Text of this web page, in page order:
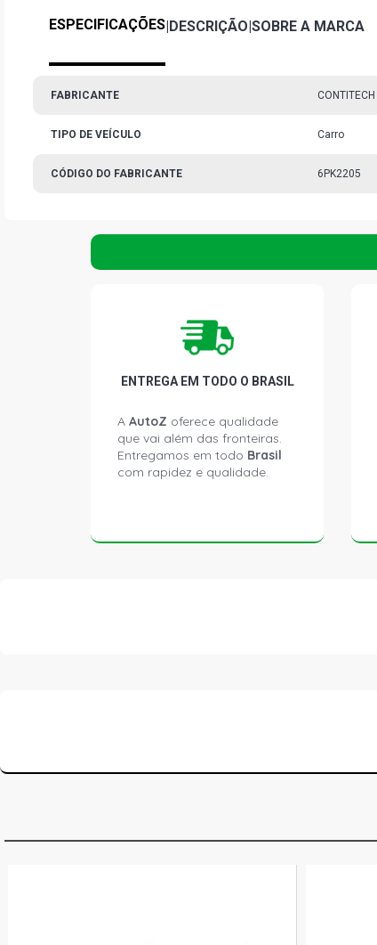
ESPECIFICAÇÕES|DESCRIÇÃO|SOBRE A MARCA
FABRICANTE CONTITECH
TIPO DE VEÍCULO Carro
CÓDIGO DO FABRICANTE 6PK2205
ENTREGA EM TODO O BRASIL
A AutoZ oferece qualidade
que vai além das fronteiras.
Entregamos em todo Brasil
com rapidez e qualidade.